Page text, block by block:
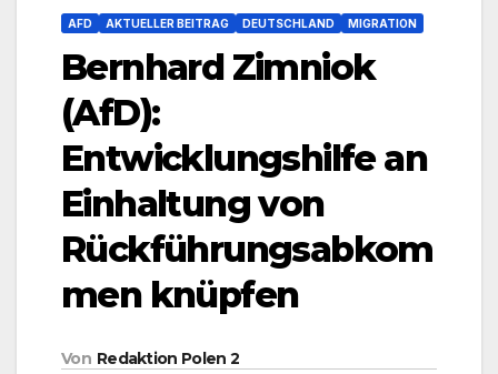
AFD AKTUELLER BEITRAG DEUTSCHLAND MIGRATION
Bernhard Zimniok
(AfD):
Entwicklungshilfe an
Einhaltung von
Rückführungsabkom
men knüpfen
Von Redaktion Polen 2